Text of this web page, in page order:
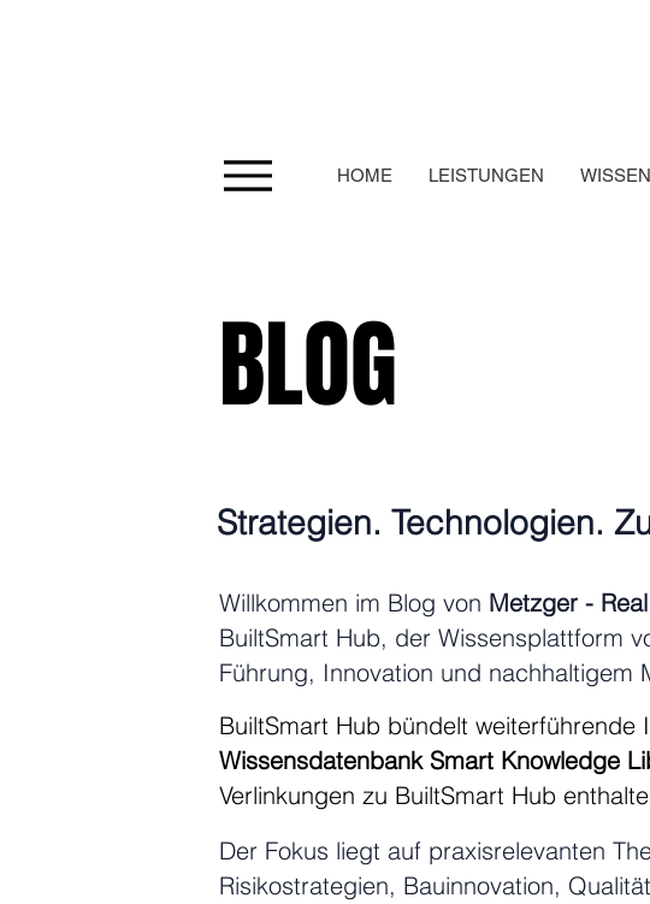
HOME LEISTUNGEN WISSEN
BLOG
Strategien. Technologien.
Willkommen im Blog von Metzger -
BuiltSmart Hub, der Wissensplattform
Führung, Innovation und nachhaltigem
BuiltSmart Hub bündelt weiterführende
Wissensdatenbank Smart Knowledge
Verlinkungen zu BuiltSmart Hub
Der Fokus liegt auf praxisrelevanten
Risikostrategien, Bauinnovation,